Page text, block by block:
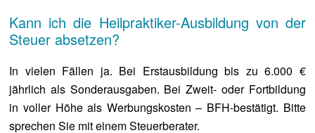
Kann ich die Heilpraktiker-Ausbildung von der
Steuer absetzen?
In vielen Fällen ja. Bei Erstausbildung bis zu 6.000 €
jährlich als Sonderausgaben. Bei Zweit- oder Fortbildung
in voller Höhe als Werbungskosten – BFH-bestätigt. Bitte
sprechen Sie mit einem Steuerberater.